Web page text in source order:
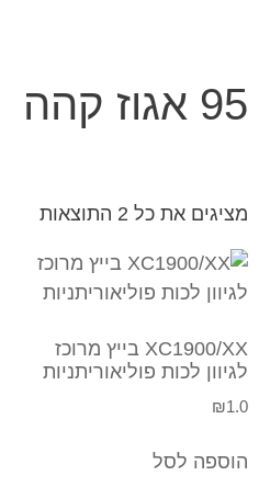
95 אגוז קהה
מציגים את כל ⁦2⁩ התוצאות
XC1900/XX בייץ מרוכז
לגיוון לכות פוליאוריתניות
₪1.0
הוספה לסל